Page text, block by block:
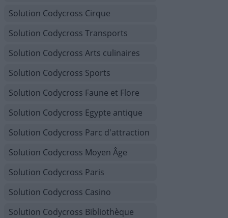
Solution Codycross Cirque
Solution Codycross Transports
Solution Codycross Arts culinaires
Solution Codycross Sports
Solution Codycross Faune et Flore
Solution Codycross Egypte antique
Solution Codycross Parc d'attraction
Solution Codycross Moyen Âge
Solution Codycross Paris
Solution Codycross Casino
Solution Codycross Bibliothèque